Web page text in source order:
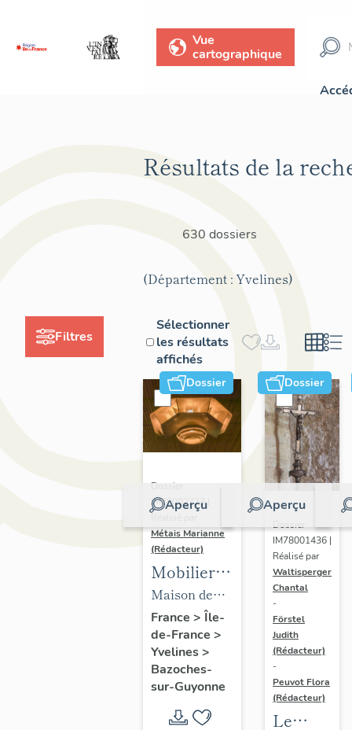
Vue
cartographique
Filtres
Résultats de la
630 dossiers
(Département : Yvelines)
Sélectionner
les résultats
affichés
Dossier
Aperçu
Dossier
IM78002723 |
Métais Marianne
(Rédacteur)
Mobilier
de la
maison
Louis
Carré
Maison de
villégiature
dite maison
Louis Carré
France > Île-
de-France >
Yvelines>
Bazoches-
sur-Guyonne
Dossier
Aperçu
Dossier
IM78001436 |
Réalisé par
Waltisperger
Chantal
-
Förstel
Judith
(Rédacteur)
-
Peuvot Flora
(Rédacteur)
Le